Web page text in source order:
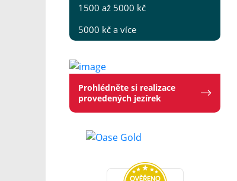
1500 až 5000 kč
5000 kč a více
Prohlédněte si realizace
provedených jezírek